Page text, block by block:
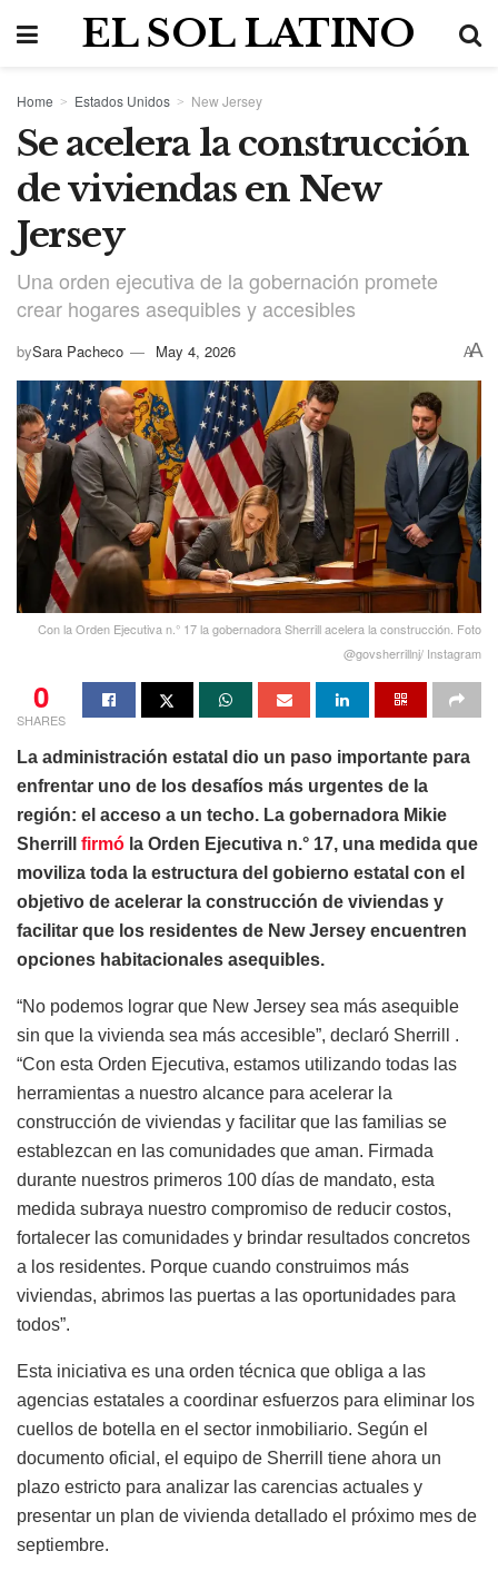
EL SOL LATINO
Home Estados Unidos New Jersey
Se acelera la construcción
de viviendas en New
Jersey
Una orden ejecutiva de la gobernación promete
crear hogares asequibles y accesibles
bySara Pacheco May 4, 2026 AA
Con la Orden Ejecutiva n.° 17 la gobernadora Sherrill acelera la construcción. Foto
@govsherrillnj/ Instagram
0
SHARES
La administración estatal dio un paso importante para
enfrentar uno de los desafíos más urgentes de la
región: el acceso a un techo. La gobernadora Mikie
Sherrill firmó la Orden Ejecutiva n.° 17, una medida que
moviliza toda la estructura del gobierno estatal con el
objetivo de acelerar la construcción de viviendas y
facilitar que los residentes de New Jersey encuentren
opciones habitacionales asequibles.
“No podemos lograr que New Jersey sea más asequible
sin que la vivienda sea más accesible”, declaró Sherrill .
“Con esta Orden Ejecutiva, estamos utilizando todas las
herramientas a nuestro alcance para acelerar la
construcción de viviendas y facilitar que las familias se
establezcan en las comunidades que aman. Firmada
durante nuestros primeros 100 días de mandato, esta
medida subraya nuestro compromiso de reducir costos,
fortalecer las comunidades y brindar resultados concretos
a los residentes. Porque cuando construimos más
viviendas, abrimos las puertas a las oportunidades para
todos”.
Esta iniciativa es una orden técnica que obliga a las
agencias estatales a coordinar esfuerzos para eliminar los
cuellos de botella en el sector inmobiliario. Según el
documento oficial, el equipo de Sherrill tiene ahora un
plazo estricto para analizar las carencias actuales y
presentar un plan de vivienda detallado el próximo mes de
septiembre.